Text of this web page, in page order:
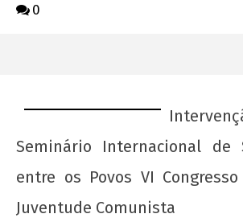
0
Seminário Internacional de
entre os Povos VI
Juventude Comunista